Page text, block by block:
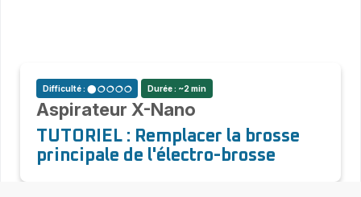
Difficulté : ⬤ 🔿 🔿 🔿 🔿 Durée : ~2 min
TUTORIEL : Remplacer la brosse
principale de l'électro-brosse
Aspirateur X-Nano